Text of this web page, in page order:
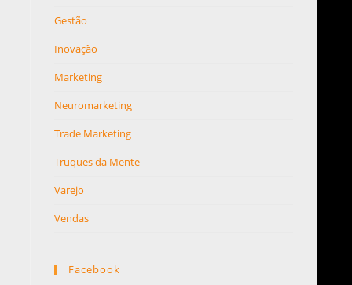
Gestão
Inovação
Marketing
Neuromarketing
Trade Marketing
Truques da Mente
Varejo
Vendas
Facebook